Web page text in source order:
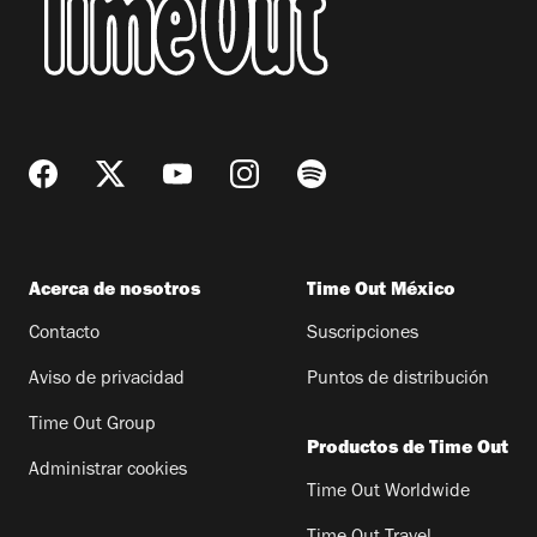
Acerca de nosotros
Contacto
Aviso de privacidad
Time Out Group
Administrar cookies
Time Out México
Suscripciones
Puntos de distribución
Productos de Time Out
Time Out Worldwide